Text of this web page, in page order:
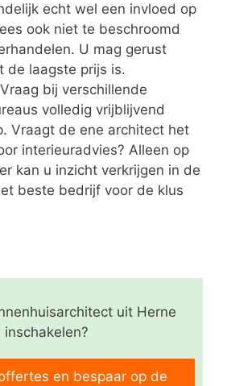
echt wel een invloed op
ook niet te beschroomd
U mag gerust
de laagste prijs is.
Vraag bij verschillende
volledig vrijblijvend
Vraagt de ene architect het
interieuradvies? Alleen op
kan u inzicht verkrijgen in de
beste bedrijf voor de klus
uit Herne
inschakelen?
en bespaar op de